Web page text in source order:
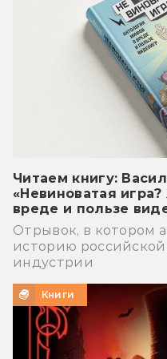
Читаем книгу:
«Невиноватая
вреде и пользе
Отрывок, в котором
историю
индустрии
Книги